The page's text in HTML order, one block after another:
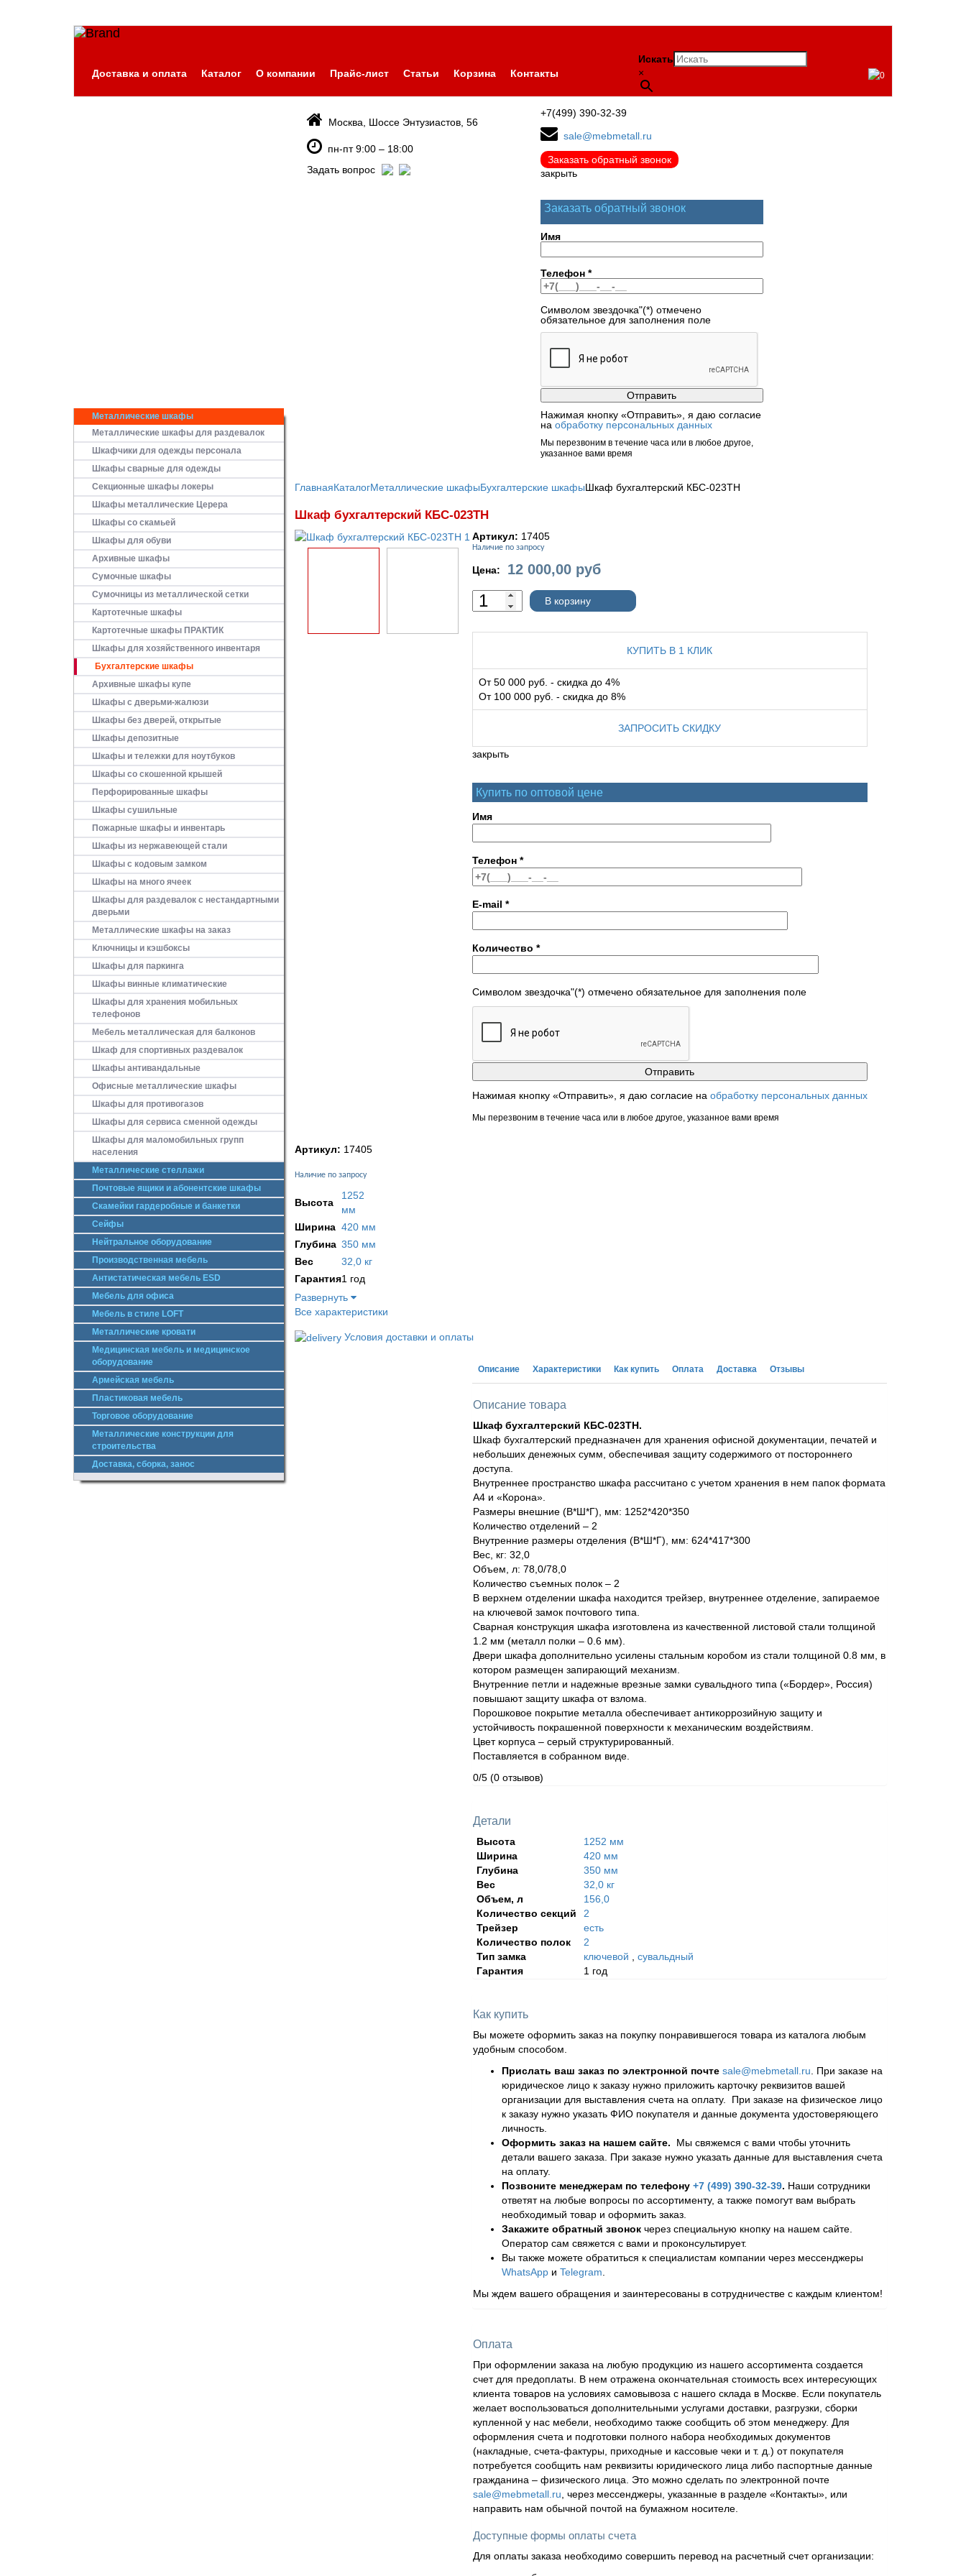
Доставка и оплата Каталог О компании Прайс-лист Статьи Корзина Контакты
Искать
×
0
Москва, Шоссе Энтузиастов, 56
пн-пт 9:00 – 18:00
Задать вопрос
+7(499) 390-32-39
sale@mebmetall.ru
Заказать обратный звонок
закрыть
Заказать обратный звонок
Имя
Телефон *
Символом звездочка"(*) отмечено
обязательное для заполнения поле
Нажимая кнопку «Отправить», я даю согласие
на обработку персональных данных
Мы перезвоним в течение часа или в любое другое,
указанное вами время
Металлические шкафы
Металлические шкафы для раздевалок
Шкафчики для одежды персонала
Шкафы сварные для одежды
Секционные шкафы локеры
Шкафы металлические Церера
Шкафы со скамьей
Шкафы для обуви
Архивные шкафы
Сумочные шкафы
Сумочницы из металлической сетки
Картотечные шкафы
Картотечные шкафы ПРАКТИК
Шкафы для хозяйственного инвентаря
Бухгалтерские шкафы
Архивные шкафы купе
Шкафы с дверьми-жалюзи
Шкафы без дверей, открытые
Шкафы депозитные
Шкафы и тележки для ноутбуков
Шкафы со скошенной крышей
Перфорированные шкафы
Шкафы сушильные
Пожарные шкафы и инвентарь
Шкафы из нержавеющей стали
Шкафы с кодовым замком
Шкафы на много ячеек
Шкафы для раздевалок с нестандартными
дверьми
Металлические шкафы на заказ
Ключницы и кэшбоксы
Шкафы для паркинга
Шкафы винные климатические
Шкафы для хранения мобильных
телефонов
Мебель металлическая для балконов
Шкаф для спортивных раздевалок
Шкафы антивандальные
Офисные металлические шкафы
Шкафы для противогазов
Шкафы для сервиса сменной одежды
Шкафы для маломобильных групп
населения
Металлические стеллажи
Почтовые ящики и абонентские шкафы
Скамейки гардеробные и банкетки
Сейфы
Нейтральное оборудование
Производственная мебель
Антистатическая мебель ESD
Мебель для офиса
Мебель в стиле LOFT
Металлические кровати
Медицинская мебель и медицинское
оборудование
Армейская мебель
Пластиковая мебель
Торговое оборудование
Металлические конструкции для
строительства
Доставка, сборка, занос
ГлавнаяКаталогМеталлические шкафыБухгалтерские шкафыШкаф бухгалтерский КБС-023ТН
Шкаф бухгалтерский КБС-023ТН
Артикул: 17405
Наличие по запросу
Цена: 12 000,00 руб
В корзину
КУПИТЬ В 1 КЛИК
От 50 000 руб. - скидка до 4%
От 100 000 руб. - скидка до 8%
ЗАПРОСИТЬ СКИДКУ
закрыть
Купить по оптовой цене
Имя
Телефон *
E-mail *
Количество *
Символом звездочка"(*) отмечено обязательное для заполнения поле
Нажимая кнопку «Отправить», я даю согласие на обработку персональных данных
Мы перезвоним в течение часа или в любое другое, указанное вами время
Артикул: 17405
Наличие по запросу
Высота
1252
мм
Ширина 420 мм
Глубина 350 мм
Вес
32,0 кг
Гарантия1 год
Развернуть
Все характеристики
Условия доставки и оплаты
Описание Характеристики Как купить Оплата Доставка Отзывы
Описание товара
Шкаф бухгалтерский КБС-023ТН.
Шкаф бухгалтерский предназначен для хранения офисной документации, печатей и
небольших денежных сумм, обеспечивая защиту содержимого от постороннего
доступа.
Внутреннее пространство шкафа рассчитано с учетом хранения в нем папок формата
А4 и «Корона».
Размеры внешние (В*Ш*Г), мм: 1252*420*350
Количество отделений – 2
Внутренние размеры отделения (В*Ш*Г), мм: 624*417*300
Вес, кг: 32,0
Объем, л: 78,0/78,0
Количество съемных полок – 2
В верхнем отделении шкафа находится трейзер, внутреннее отделение, запираемое
на ключевой замок почтового типа.
Сварная конструкция шкафа изготовлена из качественной листовой стали толщиной
1.2 мм (металл полки – 0.6 мм).
Двери шкафа дополнительно усилены стальным коробом из стали толщиной 0.8 мм, в
котором размещен запирающий механизм.
Внутренние петли и надежные врезные замки сувальдного типа («Бордер», Россия)
повышают защиту шкафа от взлома.
Порошковое покрытие металла обеспечивает антикоррозийную защиту и
устойчивость покрашенной поверхности к механическим воздействиям.
Цвет корпуса – серый структурированный.
Поставляется в собранном виде.
0/5 (0 отзывов)
Детали
Высота
1252 мм
Ширина
420 мм
Глубина
350 мм
Вес
32,0 кг
Объем, л
156,0
Количество секций
2
Трейзер
есть
Количество полок
2
Тип замка
ключевой , сувальдный
Гарантия
1 год
Как купить
Вы можете оформить заказ на покупку понравившегося товара из каталога любым
удобным способом.
Прислать ваш заказ по электронной почте sale@mebmetall.ru. При заказе на
юридическое лицо к заказу нужно приложить карточку реквизитов вашей
организации для выставления счета на оплату. При заказе на физическое лицо
к заказу нужно указать ФИО покупателя и данные документа удостоверяющего
личность.
Оформить заказ на нашем сайте. Мы свяжемся с вами чтобы уточнить
детали вашего заказа. При заказе нужно указать данные для выставления счета
на оплату.
Позвоните менеджерам по телефону +7 (499) 390-32-39. Наши сотрудники
ответят на любые вопросы по ассортименту, а также помогут вам выбрать
необходимый товар и оформить заказ.
Закажите обратный звонокчерез специальную кнопку на нашем сайте.
Оператор сам свяжется с вами и проконсультирует.
Вы также можете обратиться к специалистам компании через мессенджеры
WhatsAppи Telegram.
Мы ждем вашего обращения и заинтересованы в сотрудничестве с каждым клиентом!
Оплата
При оформлении заказа на любую продукцию из нашего ассортимента создается
счет для предоплаты. В нем отражена окончательная стоимость всех интересующих
клиента товаров на условиях самовывоза с нашего склада в Москве. Если покупатель
желает воспользоваться дополнительными услугами доставки, разгрузки, сборки
купленной у нас мебели, необходимо также сообщить об этом менеджеру. Для
оформления счета и подготовки полного набора необходимых документов
(накладные, счета-фактуры, приходные и кассовые чеки и т. д.) от покупателя
потребуется сообщить нам реквизиты юридического лица либо паспортные данные
гражданина – физического лица. Это можно сделать по электронной почте
sale@mebmetall.ru, через мессенджеры, указанные в разделе «Контакты», или
направить нам обычной почтой на бумажном носителе.
Доступные формы оплаты счета
Для оплаты заказа необходимо совершить перевод на расчетный счет организации: